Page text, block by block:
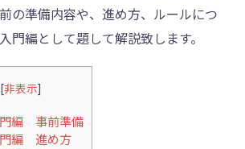
の準備内容や、進め方、ルールにつ
門編として題して解説致します。
[非表示]
編 事前準備
編 進め方